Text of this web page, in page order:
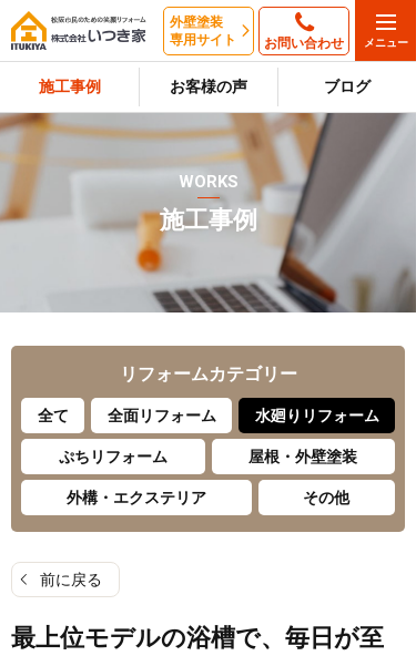
外壁塗装
専用サイト
お問い合わせ
施工事例 お客様の声 ブログ
WORKS
施工事例
リフォームカテゴリー
全て 全面リフォーム 水廻りリフォーム
ぷちリフォーム 屋根・外壁塗装
外構・エクステリア その他
前に戻る
最上位モデルの浴槽で、毎日が至